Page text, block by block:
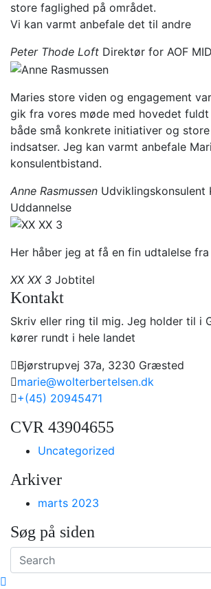
store faglighed på området.
Vi kan varmt anbefale det til andre
Peter Thode Loft Direktør for AOF
Maries store viden og engagement
gik fra vores møde med hovedet
både små konkrete initiativer og
indsatser. Jeg kan varmt anbefale
konsulentbistand.
Anne Rasmussen Udviklingskonsulent
Uddannelse
Her håber jeg at få en fin udtalelse fra
XX XX 3 Jobtitel
Kontakt
Skriv eller ring til mig. Jeg holder til i
kører rundt i hele landet
Bjørstrupvej 37a, 3230 Græsted
marie@wolterbertelsen.dk
+(45) 20945471
CVR 43904655
Uncategorized
Arkiver
marts 2023
Søg på siden